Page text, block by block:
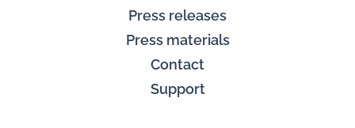
Press releases
Press materials
Contact
Support